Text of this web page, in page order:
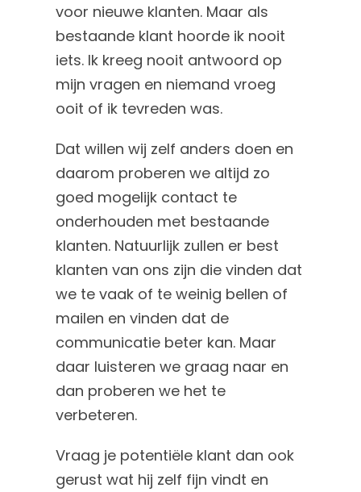
voor nieuwe klanten. Maar als
bestaande klant hoorde ik nooit
iets. Ik kreeg nooit antwoord op
mijn vragen en niemand vroeg
ooit of ik tevreden was.
Dat willen wij zelf anders doen en
daarom proberen we altijd zo
goed mogelijk contact te
onderhouden met bestaande
klanten. Natuurlijk zullen er best
klanten van ons zijn die vinden dat
we te vaak of te weinig bellen of
mailen en vinden dat de
communicatie beter kan. Maar
daar luisteren we graag naar en
dan proberen we het te
verbeteren.
Vraag je potentiële klant dan ook
gerust wat hij zelf fijn vindt en